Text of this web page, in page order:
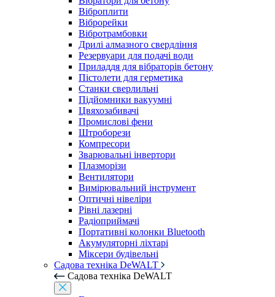
Віброплити
Віброрейки
Вібротрамбовки
Дрилі алмазного свердління
Резервуари для подачі води
Приладдя для вібраторів бетону
Пістолети для герметика
Станки сверлильні
Підйомники вакуумні
Цвяхозабивачі
Промислові фени
Штроборези
Компресори
Зварювальні інвертори
Плазморізи
Вентилятори
Вимірювальний інструмент
Оптичні нівеліри
Рівні лазерні
Радіоприймачі
Портативні колонки Bluetooth
Акумуляторні ліхтарі
Міксери будівельні
Садова техніка DeWALT
Садова техніка DeWALT